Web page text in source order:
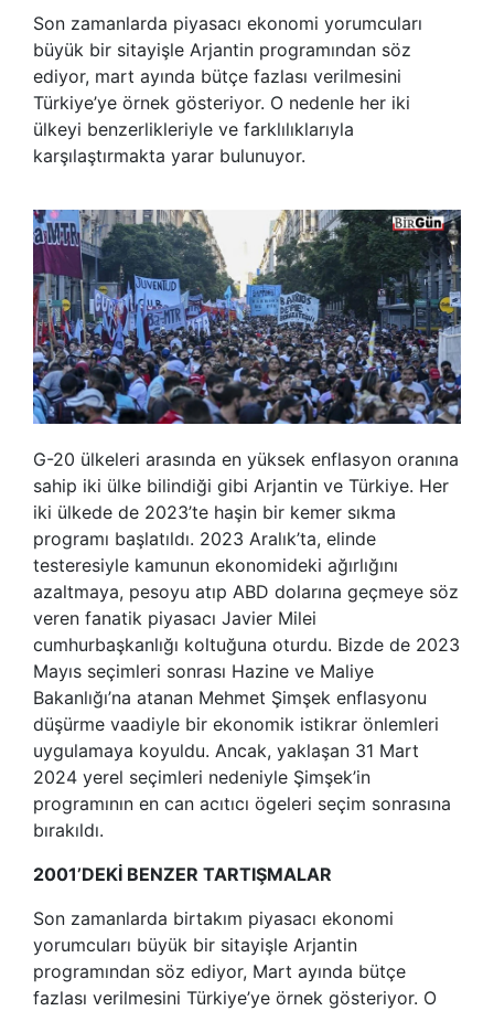
Son zamanlarda piyasacı ekonomi yorumcuları
büyük bir sitayişle Arjantin programından söz
ediyor, mart ayında bütçe fazlası verilmesini
Türkiye’ye örnek gösteriyor. O nedenle her iki
ülkeyi benzerlikleriyle ve farklılıklarıyla
karşılaştırmakta yarar bulunuyor.
G-20 ülkeleri arasında en yüksek enflasyon oranına
sahip iki ülke bilindiği gibi Arjantin ve Türkiye. Her
iki ülkede de 2023’te haşin bir kemer sıkma
programı başlatıldı. 2023 Aralık’ta, elinde
testeresiyle kamunun ekonomideki ağırlığını
azaltmaya, pesoyu atıp ABD dolarına geçmeye söz
veren fanatik piyasacı Javier Milei
cumhurbaşkanlığı koltuğuna oturdu. Bizde de 2023
Mayıs seçimleri sonrası Hazine ve Maliye
Bakanlığı’na atanan Mehmet Şimşek enflasyonu
düşürme vaadiyle bir ekonomik istikrar önlemleri
uygulamaya koyuldu. Ancak, yaklaşan 31 Mart
2024 yerel seçimleri nedeniyle Şimşek’in
programının en can acıtıcı ögeleri seçim sonrasına
bırakıldı.
2001’DEKİ BENZER TARTIŞMALAR
Son zamanlarda birtakım piyasacı ekonomi
yorumcuları büyük bir sitayişle Arjantin
programından söz ediyor, Mart ayında bütçe
fazlası verilmesini Türkiye’ye örnek gösteriyor. O